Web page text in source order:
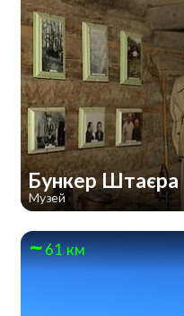
Бункер Штаєра
Музей
61 км